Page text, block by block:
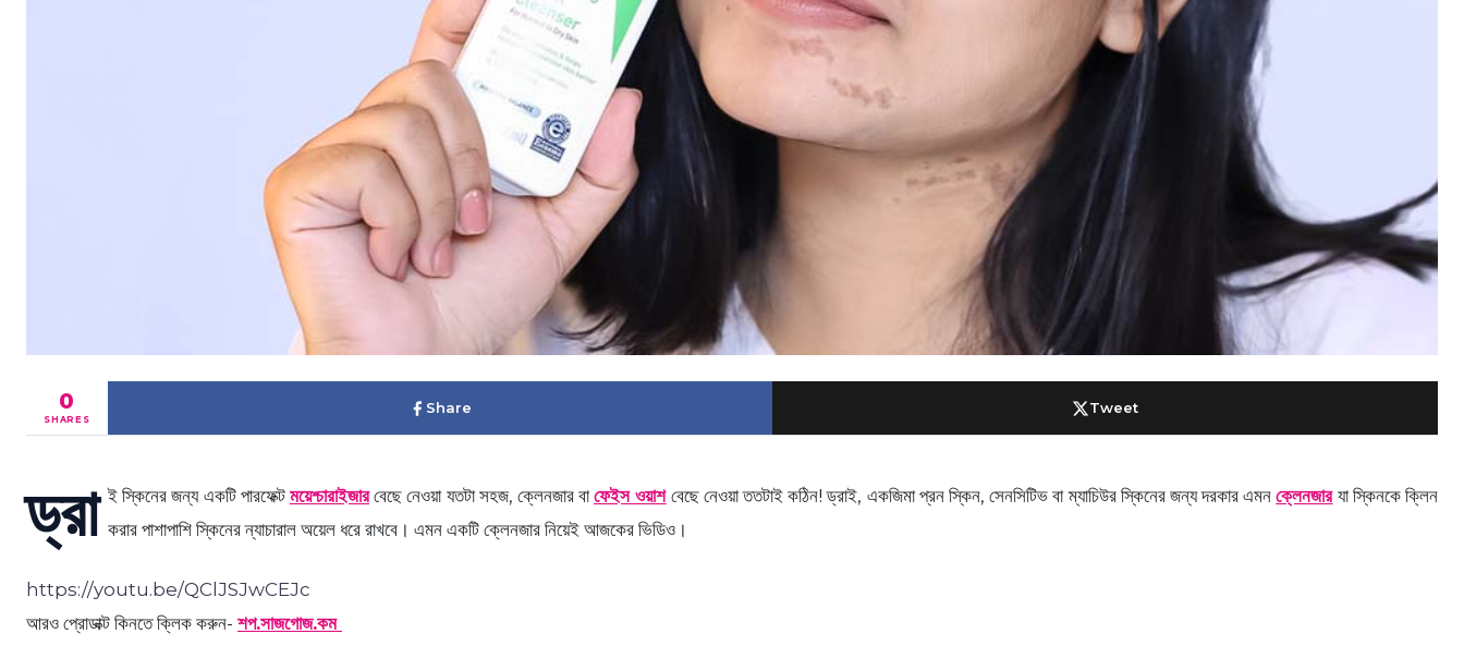
0
SHARES
Share Tweet
ড্রা ই স্কিনের জন্য একটি পারফেক্ট ময়েশ্চারাইজারবেছে নেওয়া যতটা সহজ, ক্লেনজার বাফেইস ওয়াশবেছে নেওয়া ততটাই কঠিন! ড্রাই, একজিমা প্রন স্কিন, সেনসিটিভ বা ম্যাচিউর স্কিনের জন্য দরকার এমনক্লেনজারযা স্কিনকে ক্লিন
করার পাশাপাশি স্কিনের ন্যাচারাল অয়েল ধরে রাখবে। এমন একটি ক্লেনজার নিয়েই আজকের ভিডিও।
https://youtu.be/QClJSJwCEJc
আরও প্রোডাক্ট কিনতে ক্লিক করুন- শপ.সাজগোজ.কম